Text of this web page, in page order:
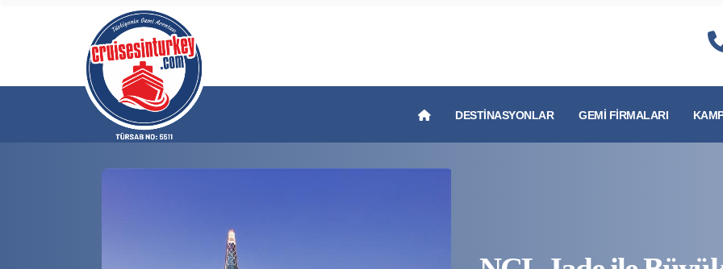
DESTINASYONLAR GEMI FIRMALARI